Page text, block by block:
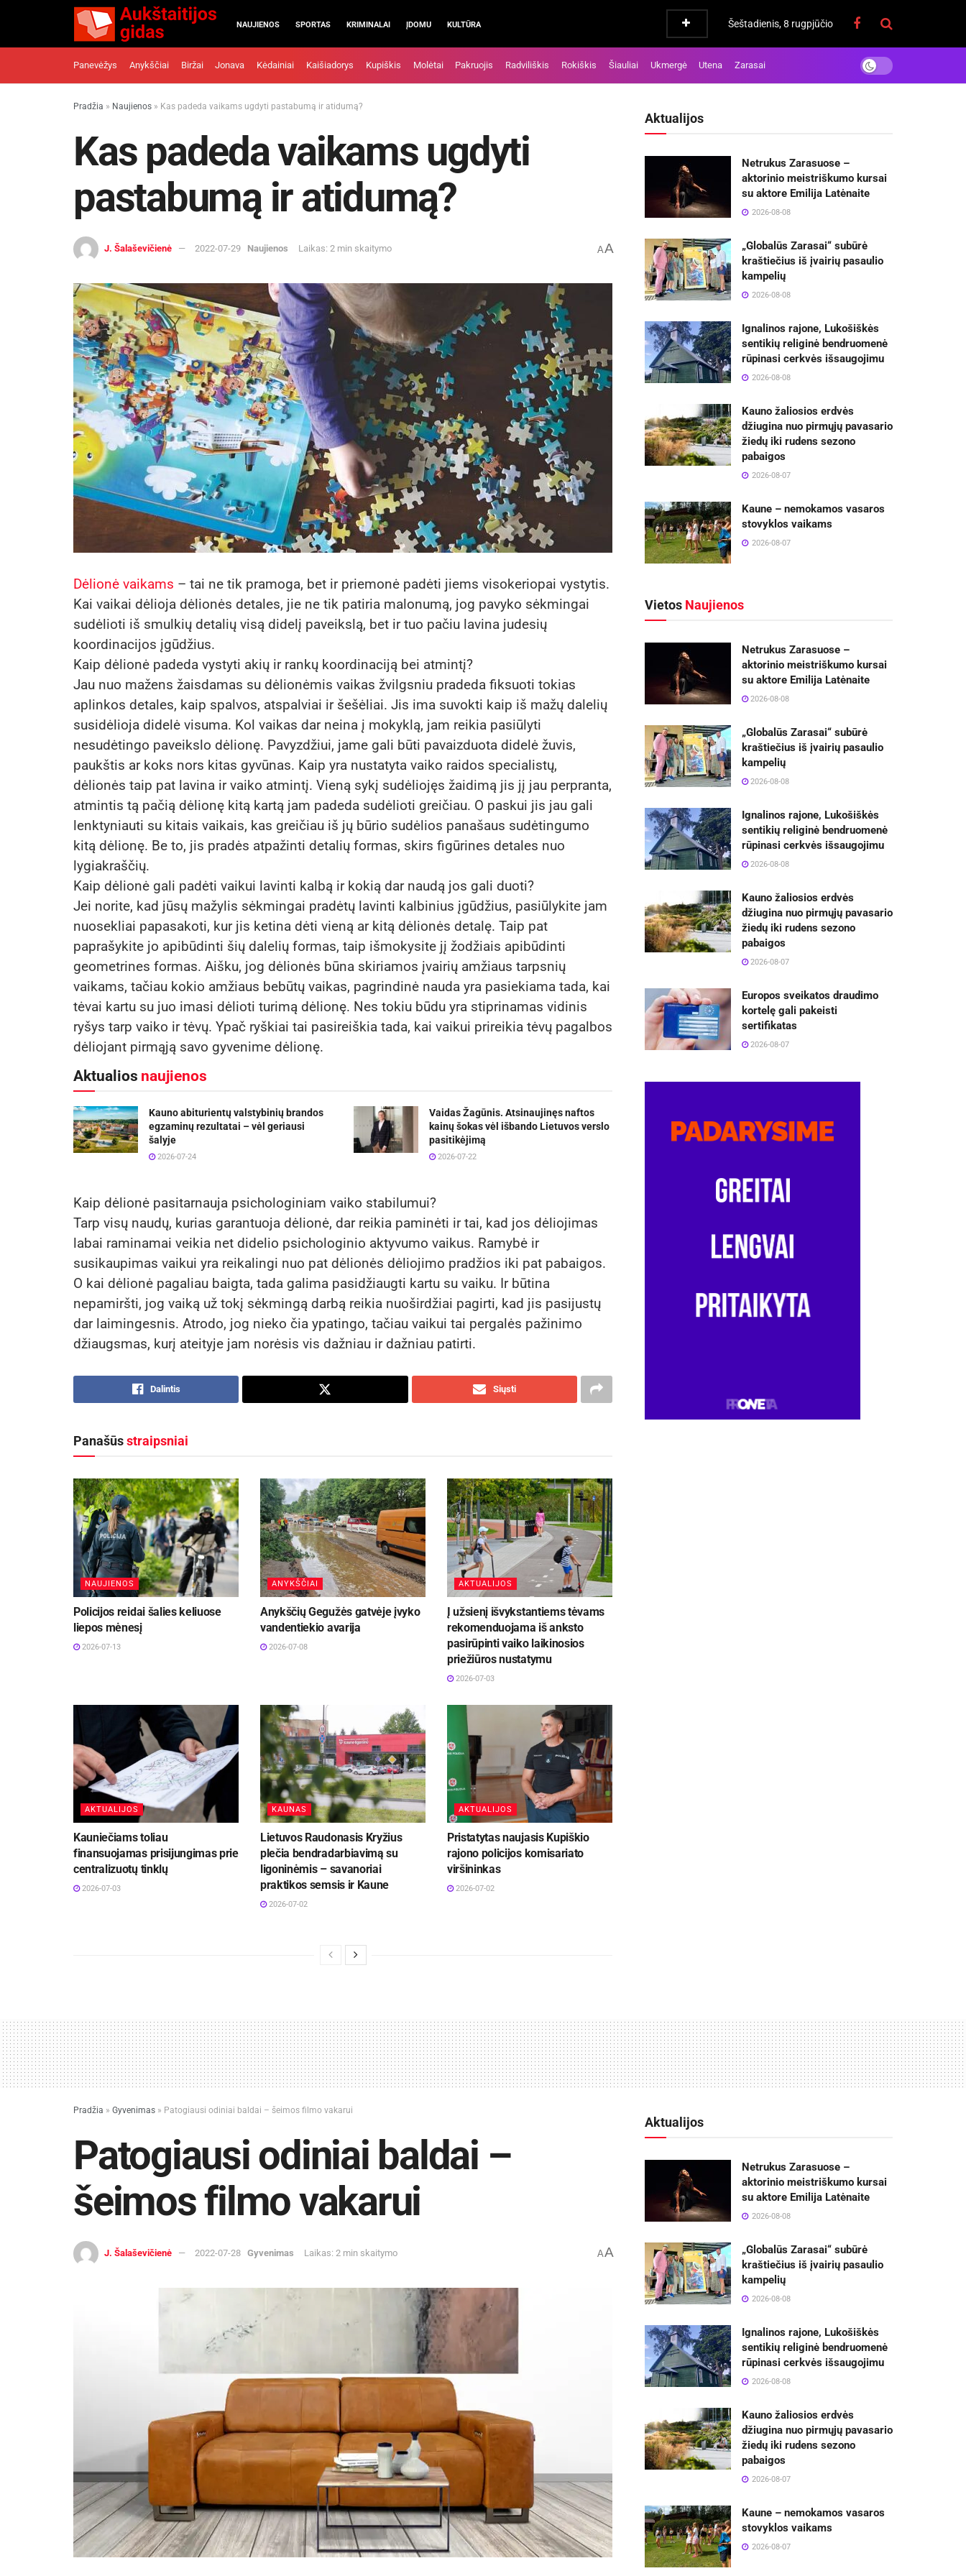
NAUJIENOS SPORTAS KRIMINALAI ĮDOMU KULTŪRA Šeštadienis, 8 rugpjūčio
Panevėžys Anykščiai Biržai Jonava Kėdainiai Kaišiadorys Kupiškis Molėtai Pakruojis Radviliškis Rokiškis Šiauliai Ukmergė Utena Zarasai
Pradžia » Naujienos » Kas padeda vaikams ugdyti pastabumą ir atidumą?
Kas padeda vaikams ugdyti
pastabumą ir atidumą?
J. Šalaševičienė 2022-07-29 Naujienos Laikas: 2 min skaitymo AA
Dėlionė vaikams – tai ne tik pramoga, bet ir priemonė padėti jiems visokeriopai vystytis.
Kai vaikai dėlioja dėlionės detales, jie ne tik patiria malonumą, jog pavyko sėkmingai
sudėlioti iš smulkių detalių visą didelį paveikslą, bet ir tuo pačiu lavina judesių
koordinacijos įgūdžius.
Kaip dėlionė padeda vystyti akių ir rankų koordinaciją bei atmintį?
Jau nuo mažens žaisdamas su dėlionėmis vaikas žvilgsniu pradeda fiksuoti tokias
aplinkos detales, kaip spalvos, atspalviai ir šešėliai. Jis ima suvokti kaip iš mažų dalelių
susidėlioja didelė visuma. Kol vaikas dar neina į mokyklą, jam reikia pasiūlyti
nesudėtingo paveikslo dėlionę. Pavyzdžiui, jame gali būti pavaizduota didelė žuvis,
paukštis ar koks nors kitas gyvūnas. Kaip yra nustatyta vaiko raidos specialistų,
dėlionės taip pat lavina ir vaiko atmintį. Vieną sykį sudėliojęs žaidimą jis jį jau perpranta,
atmintis tą pačią dėlionę kitą kartą jam padeda sudėlioti greičiau. O paskui jis jau gali
lenktyniauti su kitais vaikais, kas greičiau iš jų būrio sudėlios panašaus sudėtingumo
kitą dėlionę. Be to, jis pradės atpažinti detalių formas, skirs figūrines detales nuo
lygiakraščių.
Kaip dėlionė gali padėti vaikui lavinti kalbą ir kokią dar naudą jos gali duoti?
Jei norite, kad jūsų mažylis sėkmingai pradėtų lavinti kalbinius įgūdžius, pasiūlykite jam
nuosekliai papasakoti, kur jis ketina dėti vieną ar kitą dėlionės detalę. Taip pat
paprašykite jo apibūdinti šių dalelių formas, taip išmokysite jį žodžiais apibūdinti
geometrines formas. Aišku, jog dėlionės būna skiriamos įvairių amžiaus tarpsnių
vaikams, tačiau kokio amžiaus bebūtų vaikas, pagrindinė nauda yra pasiekiama tada, kai
tėvai kartu su juo imasi dėlioti turimą dėlionę. Nes tokiu būdu yra stiprinamas vidinis
ryšys tarp vaiko ir tėvų. Ypač ryškiai tai pasireiškia tada, kai vaikui prireikia tėvų pagalbos
dėliojant pirmąją savo gyvenime dėlionę.
Aktualios naujienos
Kauno abiturientų valstybinių brandos
egzaminų rezultatai – vėl geriausi
šalyje
2026-07-24
Vaidas Žagūnis. Atsinaujinęs naftos
kainų šokas vėl išbando Lietuvos verslo
pasitikėjimą
2026-07-22
Kaip dėlionė pasitarnauja psichologiniam vaiko stabilumui?
Tarp visų naudų, kurias garantuoja dėlionė, dar reikia paminėti ir tai, kad jos dėliojimas
labai raminamai veikia net didelio psichologinio aktyvumo vaikus. Ramybė ir
susikaupimas vaikui yra reikalingi nuo pat dėlionės dėliojimo pradžios iki pat pabaigos.
O kai dėlionė pagaliau baigta, tada galima pasidžiaugti kartu su vaiku. Ir būtina
nepamiršti, jog vaiką už tokį sėkmingą darbą reikia nuoširdžiai pagirti, kad jis pasijustų
dar laimingesnis. Atrodo, jog nieko čia ypatingo, tačiau vaikui tai pergalės pažinimo
džiaugsmas, kurį ateityje jam norėsis vis dažniau ir dažniau patirti.
Dalintis Siųsti
Panašūsstraipsniai
NAUJIENOS
Policijos reidai šalies keliuose
liepos mėnesį
2026-07-13
ANYKŠČIAI
Anykščių Gegužės gatvėje įvyko
vandentiekio avarija
2026-07-08
AKTUALIJOS
Į užsienį išvykstantiems tėvams
rekomenduojama iš anksto
pasirūpinti vaiko laikinosios
priežiūros nustatymu
2026-07-03
AKTUALIJOS
Kauniečiams toliau
finansuojamas prisijungimas prie
centralizuotų tinklų
2026-07-03
KAUNAS
Lietuvos Raudonasis Kryžius
plečia bendradarbiavimą su
ligoninėmis – savanoriai
praktikos semsis ir Kaune
2026-07-02
AKTUALIJOS
Pristatytas naujasis Kupiškio
rajono policijos komisariato
viršininkas
2026-07-02
Aktualijos
Netrukus Zarasuose –
aktorinio meistriškumo kursai
su aktore Emilija Latėnaite
2026-08-08
„Globalūs Zarasai“ subūrė
kraštiečius iš įvairių pasaulio
kampelių
2026-08-08
Ignalinos rajone, Lukošiškės
sentikių religinė bendruomenė
rūpinasi cerkvės išsaugojimu
2026-08-08
Kauno žaliosios erdvės
džiugina nuo pirmųjų pavasario
žiedų iki rudens sezono
pabaigos
2026-08-07
Kaune – nemokamos vasaros
stovyklos vaikams
2026-08-07
Vietos Naujienos
Netrukus Zarasuose –
aktorinio meistriškumo kursai
su aktore Emilija Latėnaite
2026-08-08
„Globalūs Zarasai“ subūrė
kraštiečius iš įvairių pasaulio
kampelių
2026-08-08
Ignalinos rajone, Lukošiškės
sentikių religinė bendruomenė
rūpinasi cerkvės išsaugojimu
2026-08-08
Kauno žaliosios erdvės
džiugina nuo pirmųjų pavasario
žiedų iki rudens sezono
pabaigos
2026-08-07
Europos sveikatos draudimo
kortelę gali pakeisti
sertifikatas
2026-08-07
Pradžia » Gyvenimas » Patogiausi odiniai baldai – šeimos filmo vakarui
Patogiausi odiniai baldai –
šeimos filmo vakarui
J. Šalaševičienė 2022-07-28 Gyvenimas Laikas: 2 min skaitymo AA
Aktualijos
Netrukus Zarasuose –
aktorinio meistriškumo kursai
su aktore Emilija Latėnaite
2026-08-08
„Globalūs Zarasai“ subūrė
kraštiečius iš įvairių pasaulio
kampelių
2026-08-08
Ignalinos rajone, Lukošiškės
sentikių religinė bendruomenė
rūpinasi cerkvės išsaugojimu
2026-08-08
Kauno žaliosios erdvės
džiugina nuo pirmųjų pavasario
žiedų iki rudens sezono
pabaigos
2026-08-07
Kaune – nemokamos vasaros
stovyklos vaikams
2026-08-07